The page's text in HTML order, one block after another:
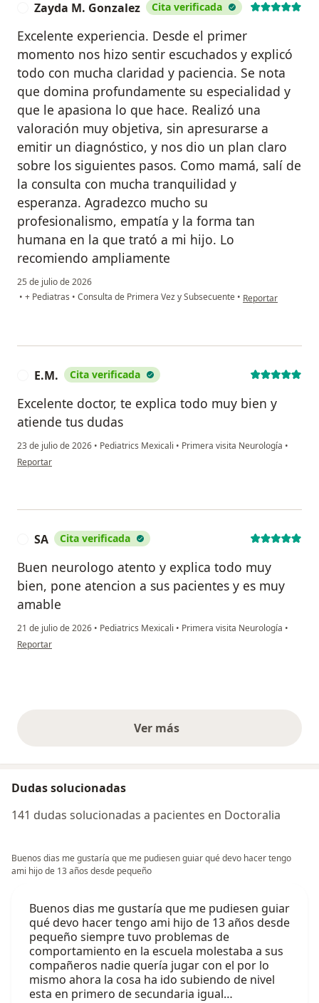
Zayda M. Gonzalez Cita verificada
Excelente experiencia. Desde el primer
momento nos hizo sentir escuchados y explicó
todo con mucha claridad y paciencia. Se nota
que domina profundamente su especialidad y
que le apasiona lo que hace. Realizó una
valoración muy objetiva, sin apresurarse a
emitir un diagnóstico, y nos dio un plan claro
sobre los siguientes pasos. Como mamá, salí de
la consulta con mucha tranquilidad y
esperanza. Agradezco mucho su
profesionalismo, empatía y la forma tan
humana en la que trató a mi hijo. Lo
recomiendo ampliamente
25 de julio de 2026
• + Pediatras • Consulta de Primera Vez y Subsecuente • en opinión del
Reportar
E.M. Cita verificada
Excelente doctor, te explica todo muy bien y
atiende tus dudas
23 de julio de 2026 • Pediatrics Mexicali • Primera visita Neurología •
en opinión del usuario E.M.
Reportar
SA Cita verificada
Buen neurologo atento y explica todo muy
bien, pone atencion a sus pacientes y es muy
amable
21 de julio de 2026 • Pediatrics Mexicali • Primera visita Neurología •
en opinión del usuario SA
Reportar
Ver másopiniones anteriores
Dudas solucionadas
141 dudas solucionadas a pacientes en Doctoralia
Buenos dias me gustaría que me pudiesen guiar qué devo hacer tengo
ami hijo de 13 años desde pequeño
Buenos dias me gustaría que me pudiesen guiar
qué devo hacer tengo ami hijo de 13 años desde
pequeño siempre tuvo problemas de
comportamiento en la escuela molestaba a sus
compañeros nadie quería jugar con el por lo
mismo ahora la cosa ha ido subiendo de nivel
esta en primero de secundaria igual…